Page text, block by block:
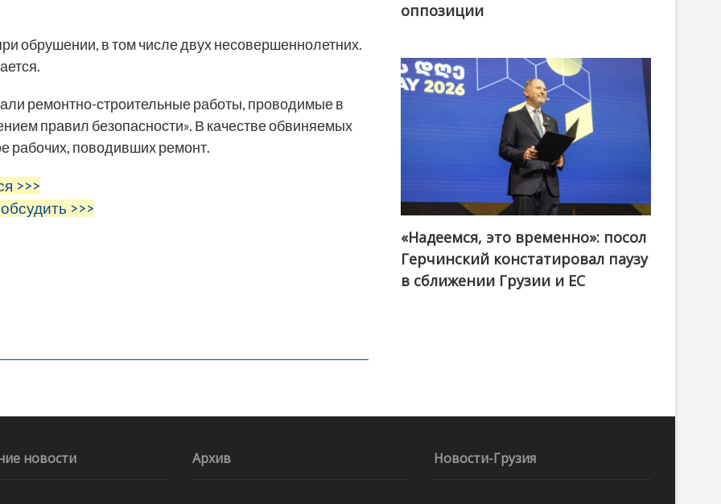
обрушении, в том числе двух несовершеннолетних.
ремонтно-строительные работы, проводимые в
правил безопасности». В качестве обвиняемых
рабочих, поводивших ремонт.
>>>
>>>
оппозиции
«Надеемся, это временно»: посол
Герчинский констатировал паузу
в сближении Грузии и ЕС
новости Архив Новости-Грузия